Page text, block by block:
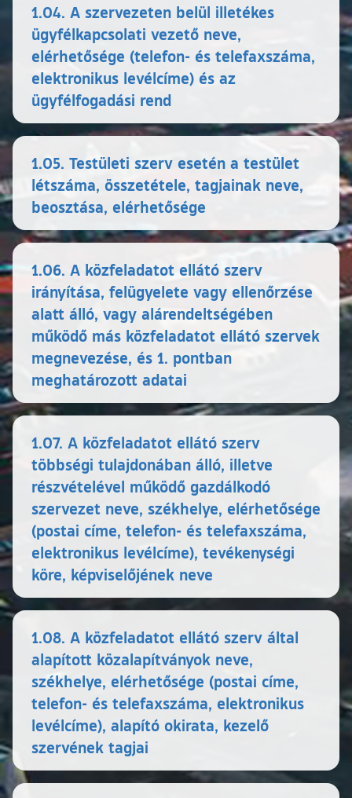
1.04. A szervezeten belül illetékes
ügyfélkapcsolati vezető neve,
elérhetősége (telefon- és telefaxszáma,
elektronikus levélcíme) és az
ügyfélfogadási rend
1.05. Testületi szerv esetén a testület
létszáma, összetétele, tagjainak neve,
beosztása, elérhetősége
1.06. A közfeladatot ellátó szerv
irányítása, felügyelete vagy ellenőrzése
alatt álló, vagy alárendeltségében
működő más közfeladatot ellátó szervek
megnevezése, és 1. pontban
meghatározott adatai
1.07. A közfeladatot ellátó szerv
többségi tulajdonában álló, illetve
részvételével működő gazdálkodó
szervezet neve, székhelye, elérhetősége
(postai címe, telefon- és telefaxszáma,
elektronikus levélcíme), tevékenységi
köre, képviselőjének neve
1.08. A közfeladatot ellátó szerv által
alapított közalapítványok neve,
székhelye, elérhetősége (postai címe,
telefon- és telefaxszáma, elektronikus
levélcíme), alapító okirata, kezelő
szervének tagjai